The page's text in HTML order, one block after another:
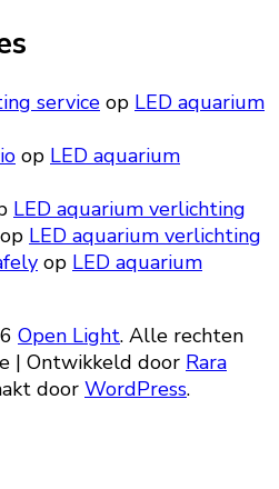
service op LED aquarium
op LED aquarium
LED aquarium verlichting
op LED aquarium verlichting
op LED aquarium
Open Light. Alle rechten
| Ontwikkeld door Rara
door WordPress.